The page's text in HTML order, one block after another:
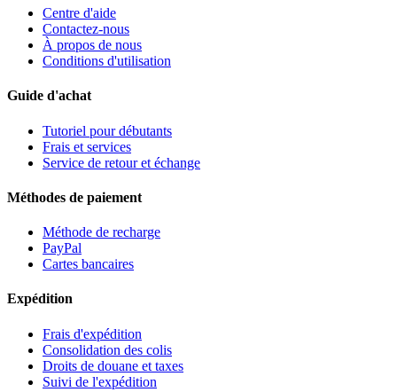
Centre d'aide
Contactez-nous
À propos de nous
Conditions d'utilisation
Guide d'achat
Tutoriel pour débutants
Frais et services
Service de retour et échange
Méthodes de paiement
Méthode de recharge
PayPal
Cartes bancaires
Expédition
Frais d'expédition
Consolidation des colis
Droits de douane et taxes
Suivi de l'expédition